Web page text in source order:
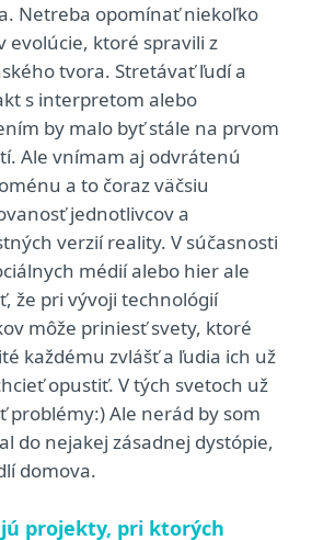
Netreba opomínať niekoľko
evolúcie, ktoré spravili z
tvora. Stretávať ľudí a
s interpretom alebo
by malo byť stále na prvom
Ale vnímam aj odvrátenú
a to čoraz väčsiu
jednotlivcov a
verzií reality. V súčasnosti
médií alebo hier ale
že pri vývoji technológií
môže priniesť svety, ktoré
každému zvlášť a ľudia ich už
opustiť. V tých svetoch už
problémy:) Ale nerád by som
do nejakej zásadnej dystópie,
domova.
projekty, pri ktorých